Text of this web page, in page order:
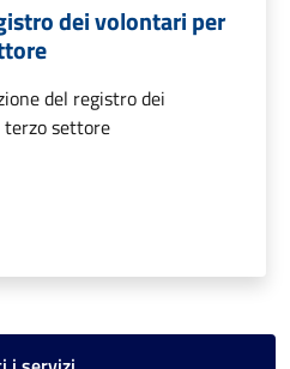
dei volontari per
del registro dei
settore